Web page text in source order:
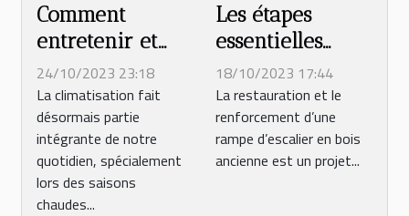
Comment
entretenir et
nettoyer
efficacement
votre
climatisation
24/10/2023 23:18
La climatisation fait
désormais partie
intégrante de notre
quotidien, spécialement
lors des saisons
chaudes...
Les étapes
essentielles
pour restaurer
et renforcer
une rampe
d'escalier en
bois ancienne
18/10/2023 17:44
La restauration et le
renforcement d’une
rampe d’escalier en bois
ancienne est un projet...